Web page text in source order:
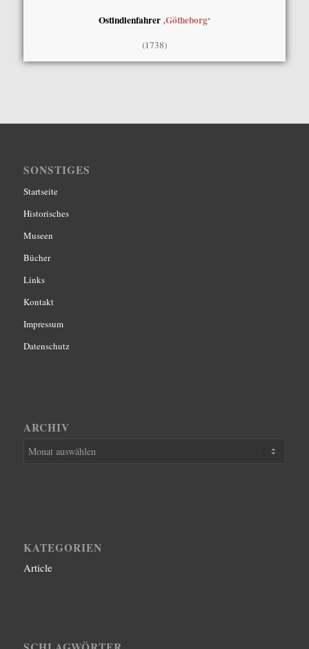
Ostindienfahrer ‚Götheborg‘
(1738)
SONSTIGES
Startseite
Historisches
Museen
Bücher
Links
Kontakt
Impressum
Datenschutz
ARCHIV
KATEGORIEN
Article